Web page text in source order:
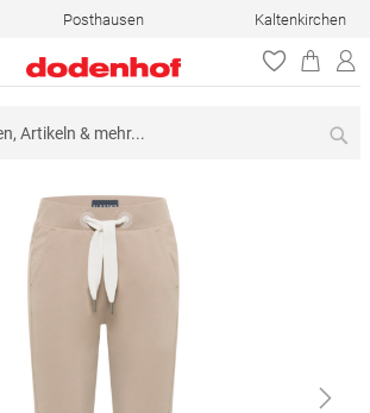
Posthausen Kaltenkirchen